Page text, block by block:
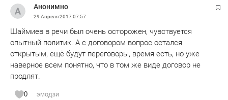
Анонимно
29 Апреля 201707:57
Шаймиев в речи был очень осторожен, чувствуется
опытный политик. А с договором вопрос остался
открытым, ещё будут переговоры, время есть, но уже
наверное всем понятно, что в том же виде договор не
продлят.
0 эмодзи